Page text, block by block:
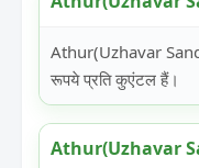
Athur(Uzhavar
रूपये प्रति कुएंटल हैं।
Athur(Uzhavar